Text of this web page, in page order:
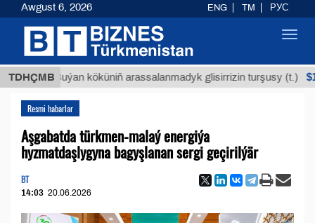
TDHÇMB
Buýan köküniň arassalanmadyk glisirrizin turşusy (t.)
Resmi habarlar
Aşgabatda türkmen-malaý energiýa
hyzmatdaşlygyna bagyşlanan sergi geçirilýär
BT
14:03 20.06.2026
Awgust 6, 2026 ENG TM РУС